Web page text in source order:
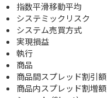
指数平滑移動平均
システミックリスク
システム売買方式
実現損益
執行
商品
商品間スプレッド割引額
商品内スプレッド割増額